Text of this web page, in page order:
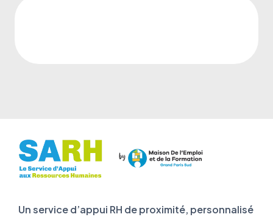
Un service d’appui RH de proximité, personnalisé